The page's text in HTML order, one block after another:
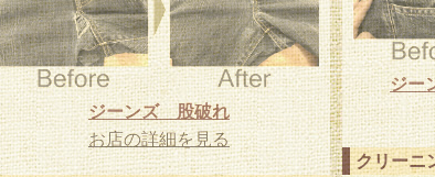
ジー
クリーニ
ジーンズ 股破れ
お店の詳細を見る